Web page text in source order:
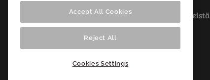
Tietoa meistä
Accept All Cookies
Reject All
Cookies Settings